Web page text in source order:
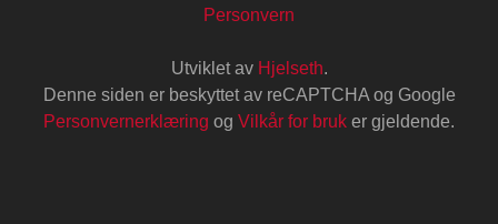
Personvern
Utviklet av Hjelseth.
Denne siden er beskyttet av reCAPTCHA og Google
Personvernerklæring og Vilkår for bruk er gjeldende.